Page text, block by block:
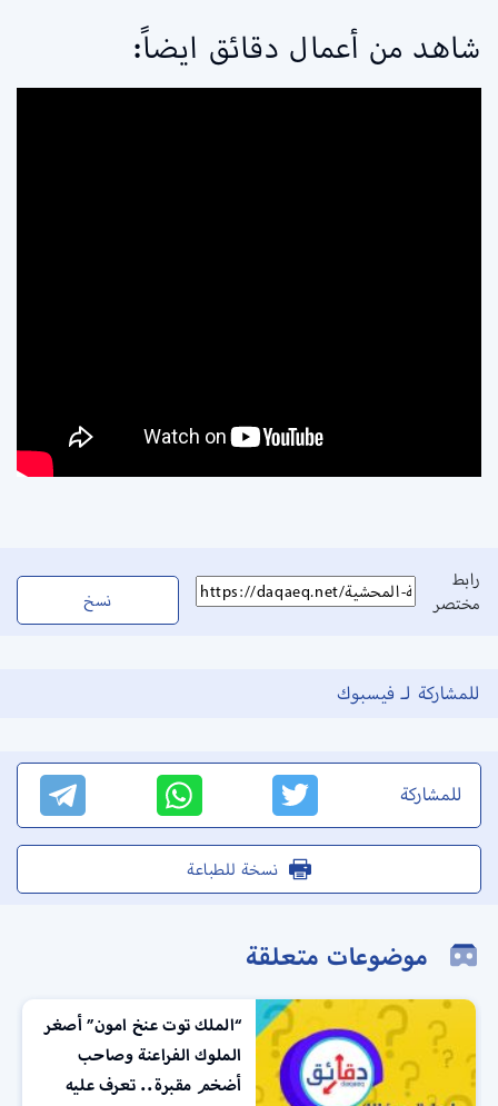
شاهد من أعمال دقائق ايضاً:
رابط
مختصر
نسخ
للمشاركة لـ فيسبوك
للمشاركة
نسخة للطباعة
موضوعات متعلقة
“الملك توت عنخ امون” أصغر
الملوك الفراعنة وصاحب
أضخم مقبرة.. تعرف عليه